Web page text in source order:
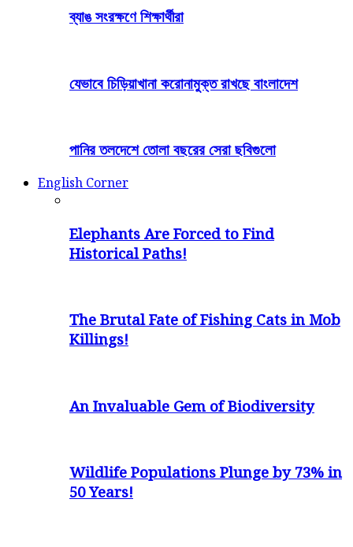
ব্যাঙ সংরক্ষণে শিক্ষার্থীরা
যেভাবে চিড়িয়াখানা করোনামুক্ত রাখছে বাংলাদেশ
পানির তলদেশে তোলা বছরের সেরা ছবিগুলো
English Corner
Elephants Are Forced to Find
Historical Paths!
The Brutal Fate of Fishing Cats in Mob
Killings!
An Invaluable Gem of Biodiversity
Wildlife Populations Plunge by 73% in
50 Years!